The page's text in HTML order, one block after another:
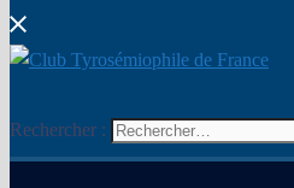
Rechercher :